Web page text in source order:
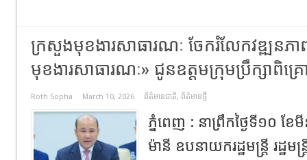
ក្រសួងមុខងារសាធារណៈ ចែករំលែកវឌ្ឍនភ
មុខងារសាធារណៈ» ជូនឧត្តមក្រុមប្រឹក្សាពិ
Roth Sopha March 10, 2026 ព័ត៌មានជាតិ, ព័ត៌មានថ្មី
ភ្នំពេញ : នាព្រឹកថ្ងៃទី១០
ម៉ានី ឧបនាយករដ្ឋមន្ត្រី រដ្ឋ